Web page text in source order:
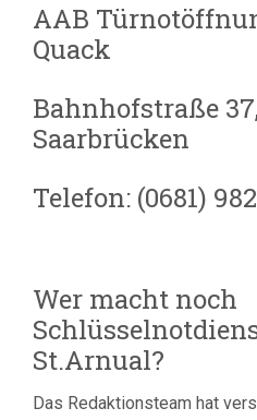
AAB
Quack
Bahnhofstraße 37,
Saarbrücken
Telefon: (0681)
Wer macht noch
St.Arnual?
Das Redaktionsteam hat